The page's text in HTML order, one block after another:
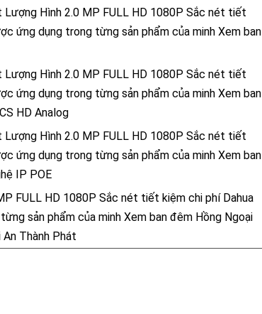
Lượng Hình 2.0 MP FULL HD 1080P Sắc nét tiết
ứng dụng trong từng sản phẩm của minh Xem ban
Lượng Hình 2.0 MP FULL HD 1080P Sắc nét tiết
ứng dụng trong từng sản phẩm của minh Xem ban
HD Analog
Lượng Hình 2.0 MP FULL HD 1080P Sắc nét tiết
ứng dụng trong từng sản phẩm của minh Xem ban
IP POE
FULL HD 1080P Sắc nét tiết kiệm chi phí Dahua
sản phẩm của minh Xem ban đêm Hồng Ngoại
Thành Phát